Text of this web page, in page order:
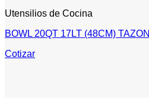
Utensilios de Cocina
BOWL 20QT 17LT (48CM)
Cotizar